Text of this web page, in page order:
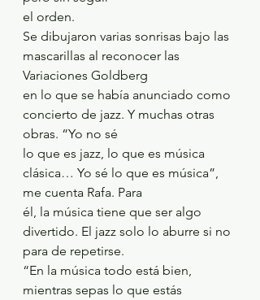
el orden.
Se dibujaron varias sonrisas bajo las
mascarillas al reconocer las
Variaciones Goldberg
en lo que se había anunciado como
concierto de jazz. Y muchas otras
obras. “Yo no sé
lo que es jazz, lo que es música
clásica… Yo sé lo que es música”,
me cuenta Rafa. Para
él, la música tiene que ser algo
divertido. El jazz solo lo aburre si no
para de repetirse.
“En la música todo está bien,
mientras sepas lo que estás